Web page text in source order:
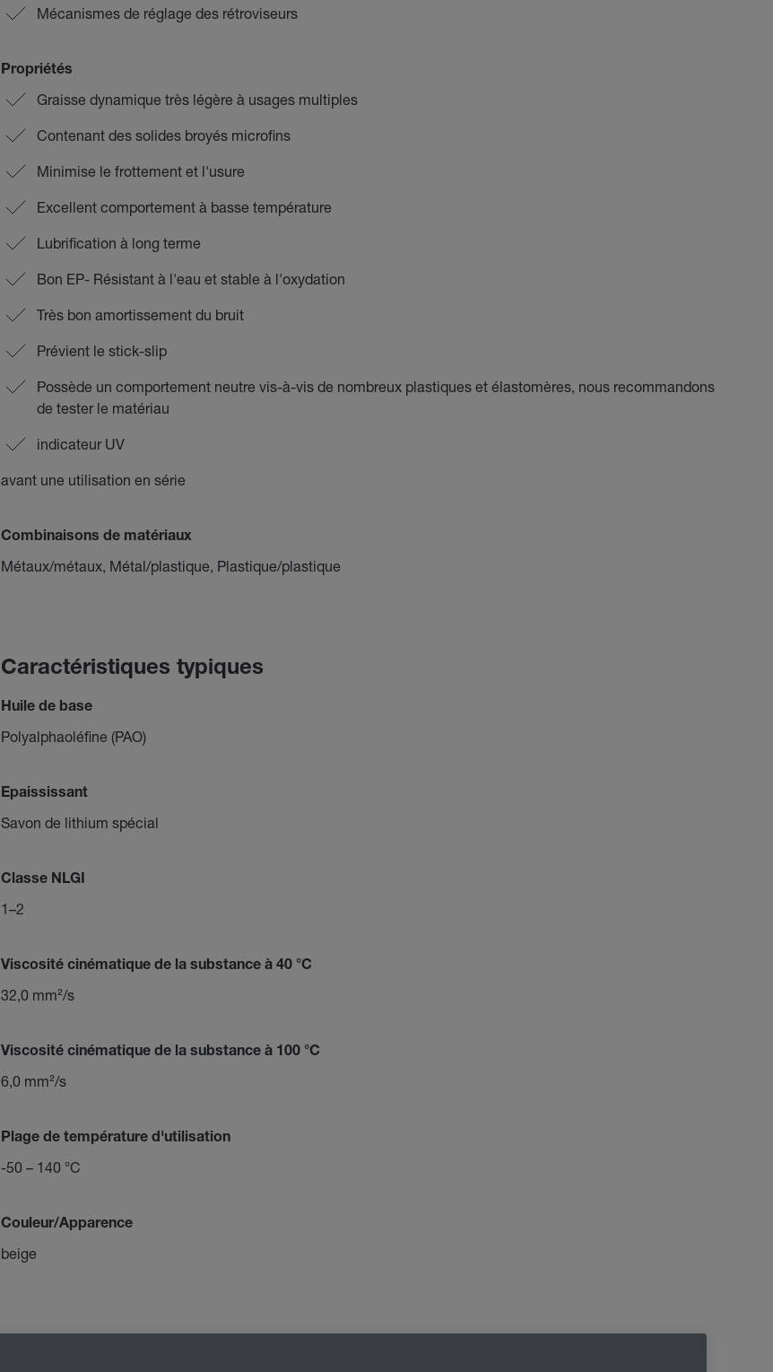
Mécanismes de réglage des rétroviseurs
Propriétés
Graisse dynamique très légère à usages multiples
Contenant des solides broyés microfins
Minimise le frottement et l'usure
Excellent comportement à basse température
Lubrification à long terme
Bon EP- Résistant à l'eau et stable à l'oxydation
Très bon amortissement du bruit
Prévient le stick-slip
Possède un comportement neutre vis-à-vis de nombreux plastiques et élastomères, nous recommandons
de tester le matériau
indicateur UV
avant une utilisation en série
Combinaisons de matériaux
Métaux/métaux, Métal/plastique, Plastique/plastique
Caractéristiques typiques
Huile de base
Polyalphaoléfine (PAO)
Epaississant
Savon de lithium spécial
Classe NLGI
1–2
Viscosité cinématique de la substance à 40 °C
32,0 mm²/s
Viscosité cinématique de la substance à 100 °C
6,0 mm²/s
Plage de température d'utilisation
-50 – 140 °C
Couleur/Apparence
beige